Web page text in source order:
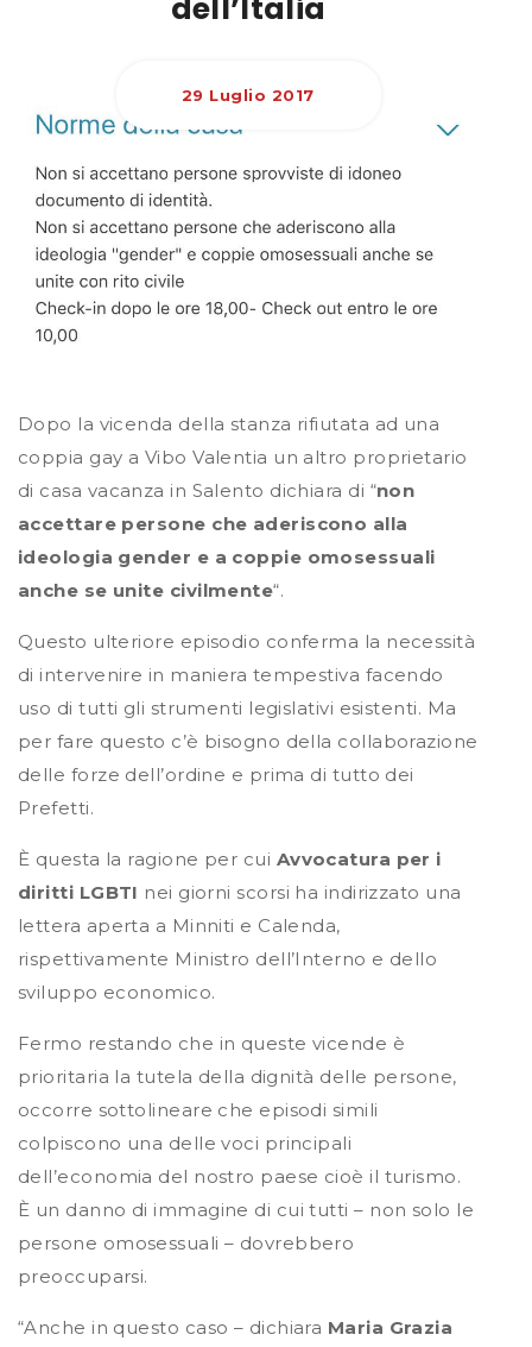
dell’Italia
29 Luglio 2017
Dopo la vicenda della stanza rifiutata ad una
coppia gay a Vibo Valentia un altro proprietario
di casa vacanza in Salento dichiara di “non
accettare persone che aderiscono alla
ideologia gender e a coppie omosessuali
anche se unite civilmente“.
Questo ulteriore episodio conferma la necessità
di intervenire in maniera tempestiva facendo
uso di tutti gli strumenti legislativi esistenti. Ma
per fare questo c’è bisogno della collaborazione
delle forze dell’ordine e prima di tutto dei
Prefetti.
È questa la ragione per cui Avvocatura per i
diritti LGBTI nei giorni scorsi ha indirizzato una
lettera aperta a Minniti e Calenda,
rispettivamente Ministro dell’Interno e dello
sviluppo economico.
Fermo restando che in queste vicende è
prioritaria la tutela della dignità delle persone,
occorre sottolineare che episodi simili
colpiscono una delle voci principali
dell’economia del nostro paese cioè il turismo.
È un danno di immagine di cui tutti – non solo le
persone omosessuali – dovrebbero
preoccuparsi.
“Anche in questo caso – dichiara Maria Grazia